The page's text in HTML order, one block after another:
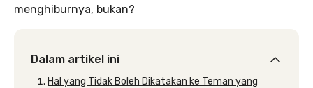
menghiburnya, bukan?
Dalam artikel ini
Hal yang Tidak Boleh Dikatakan ke Teman yang